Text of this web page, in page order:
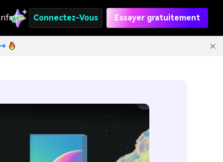
Connectez-Vous Essayer gratuitement